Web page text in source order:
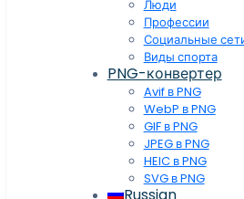
Люди
Профессии
Социальные
Виды спорта
PNG-конвертер
Avif в PNG
WebP в PNG
GIF в PNG
JPEG в PNG
HEIC в PNG
SVG в PNG